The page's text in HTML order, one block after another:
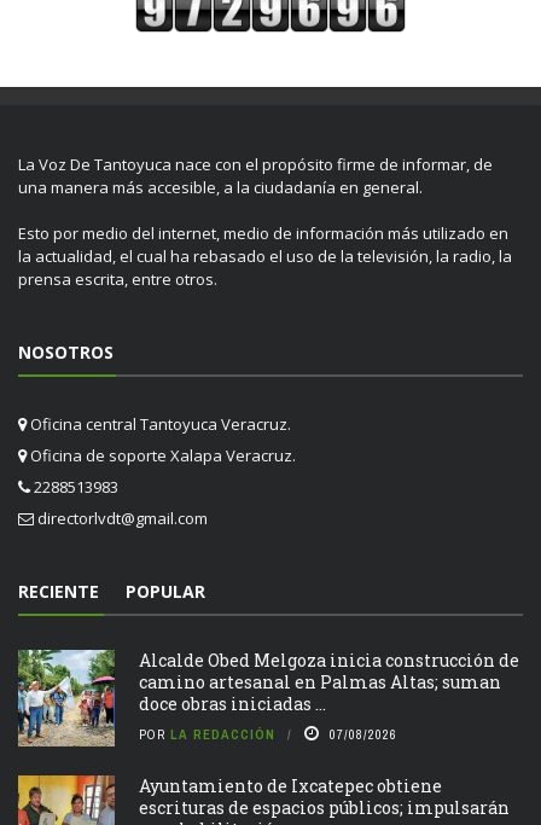
La Voz De Tantoyuca nace con el propósito firme de informar, de
una manera más accesible, a la ciudadanía en general.
Esto por medio del internet, medio de información más utilizado en
la actualidad, el cual ha rebasado el uso de la televisión, la radio, la
prensa escrita, entre otros.
NOSOTROS
Oficina central Tantoyuca Veracruz.
Oficina de soporte Xalapa Veracruz.
2288513983
directorlvdt@gmail.com
RECIENTE POPULAR
Alcalde Obed Melgoza inicia construcción de
camino artesanal en Palmas Altas; suman
doce obras iniciadas ...
POR LA REDACCIÓN 07/08/2026
Ayuntamiento de Ixcatepec obtiene
escrituras de espacios públicos; impulsarán